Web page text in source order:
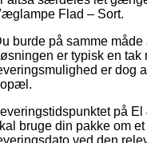
Flad – Sort.
burde på samme
er typisk en
er dog
på
bruge din pakke om
ved den